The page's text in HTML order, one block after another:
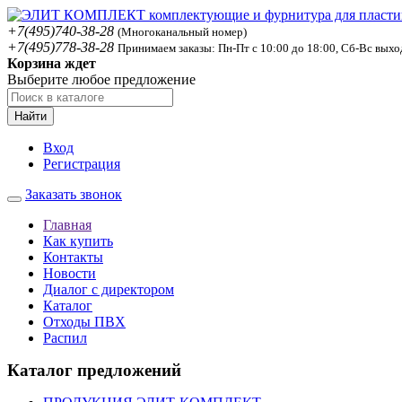
+7(495)740-38-28 (Многоканальный номер)
+7(495)778-38-28 Принимаем заказы: Пн-Пт с 10:00 до 18:00, Сб-Вс
Корзина ждет
Выберите любое предложение
Найти
Вход
Регистрация
Заказать звонок
Главная
Как купить
Контакты
Новости
Диалог с директором
Каталог
Отходы ПВХ
Распил
Каталог предложений